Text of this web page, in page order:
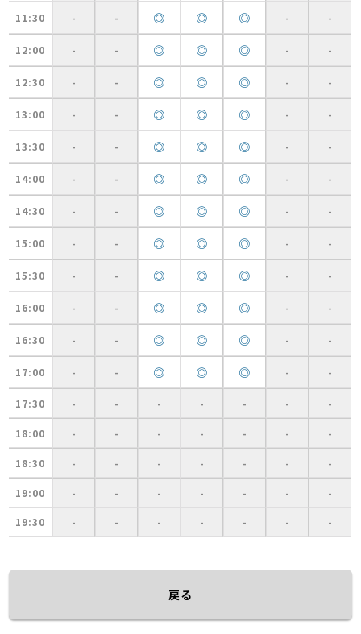
11:30 - - ◎ ◎ ◎ - -
12:00 - - ◎ ◎ ◎ - -
12:30 - - ◎ ◎ ◎ - -
13:00 - - ◎ ◎ ◎ - -
13:30 - - ◎ ◎ ◎ - -
14:00 - - ◎ ◎ ◎ - -
14:30 - - ◎ ◎ ◎ - -
15:00 - - ◎ ◎ ◎ - -
15:30 - - ◎ ◎ ◎ - -
16:00 - - ◎ ◎ ◎ - -
16:30 - - ◎ ◎ ◎ - -
17:00 - - ◎ ◎ ◎ - -
17:30 - - - - - - -
18:00 - - - - - - -
18:30 - - - - - - -
19:00 - - - - - - -
19:30 - - - - - - -
戻る